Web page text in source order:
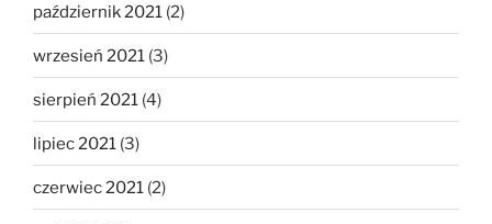
październik 2021 (2)
wrzesień 2021 (3)
sierpień 2021 (4)
lipiec 2021 (3)
czerwiec 2021 (2)